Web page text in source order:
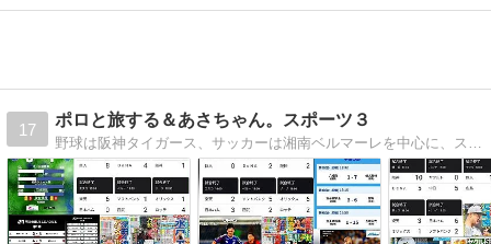
17
ポロと旅する＆あさちゃん。スポーツ３